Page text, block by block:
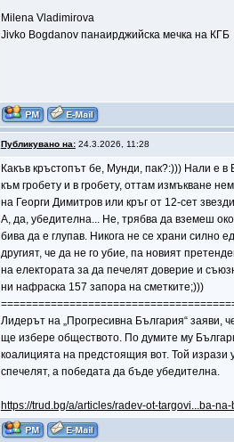
Milena Vladimirova
Jivko Bogdanov панаирджийска мечка на КГБ
Публикувано на:24.3.2026, 11:28
Какъв кръстопът бе, Мунди, пак?:))) Нали е
към гробету и в гробету, оттам измъкване
на Георги Димитров или кръг от 12-сет
А, да, убедителна... Не, трябва да вземеш
бива да е глупав. Никога не се храни силно
другият, че да не го убие, па новият
на електората за да печелят доверие и
ни нафраска 157 запора на сметките;)))
Лидерът на „Прогресивна България“ заяви,
ще избере обществото. По думите му
коалицията на предстоящия вот. Той
спечелят, а победата да бъде убедителна.
https://trud.bg/a/articles/radev-ot-targovi...ba-